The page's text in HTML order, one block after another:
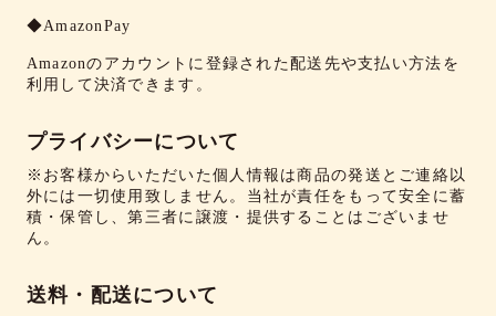
◆AmazonPay
Amazonのアカウントに登録された配送先や支払い方法を
利用して決済できます。
プライバシーについて
※お客様からいただいた個人情報は商品の発送とご連絡以
外には一切使用致しません。当社が責任をもって安全に蓄
積・保管し、第三者に譲渡・提供することはございませ
ん。
送料・配送について